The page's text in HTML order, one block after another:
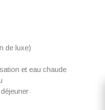
de luxe)
et eau chaude